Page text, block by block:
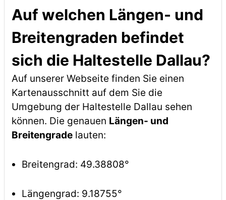
Auf welchen Längen- und
Breitengraden befindet
sich die Haltestelle Dallau?
Auf unserer Webseite finden Sie einen
Kartenausschnitt auf dem Sie die
Umgebung der Haltestelle Dallau sehen
können. Die genauen Längen- und
Breitengradelauten:
Breitengrad: 49.38808°
Längengrad: 9.18755°